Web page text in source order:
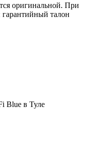
оригинальной. При
гарантийный талон
Blue в Туле